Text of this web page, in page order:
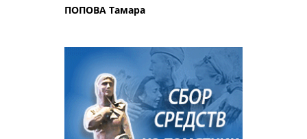
ПОПОВА Тамара